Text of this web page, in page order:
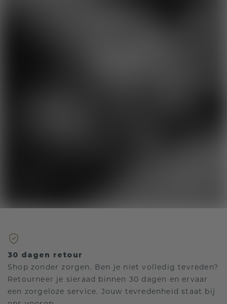
30 dagen retour
Shop zonder zorgen. Ben je niet volledig tevreden?
Retourneer je sieraad binnen 30 dagen en ervaar
een zorgeloze service. Jouw tevredenheid staat bij